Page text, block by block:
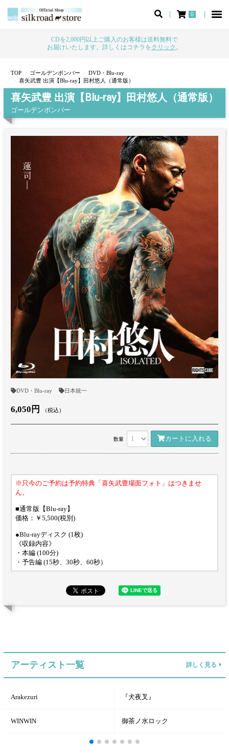
0
CDを2,000円以上ご購入のお客様は送料無料で
お届けいたします。詳しくはコチラをクリック 。
TOP ゴールデンボンバー
DVD・Blu-ray
喜矢武豊 出演【Blu-ray】田村悠人（通常版）
喜矢武豊 出演【Blu-ray】田村悠人（通常版）
ゴールデンボンバー
DVD・Blu-ray 日本統一
6,050円 （税込）
数量 カートに入れる
※只今のご予約は予約特典「喜矢武豊場面フォト」はつきませ
ん。
■通常版【Blu-ray】
価格：￥5,500(税別)
●Blu-rayディスク (1枚)
《収録内容》
・本編 (100分)
・予告編 (15秒、30秒、60秒）
アーティスト一覧 詳しく見る
Arakezuri 『犬夜叉』
WINWIN 御茶ノ水ロック